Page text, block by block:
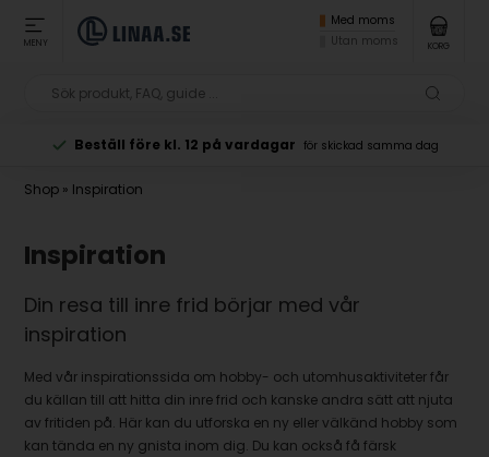
MENY
Med moms
Utan moms
KORG
Beställ före kl. 12 på vardagar för skickad samma dag
Shop » Inspiration
Inspiration
Din resa till inre frid börjar med vår
inspiration
Med vår inspirationssida om hobby- och utomhusaktiviteter får
du källan till att hitta din inre frid och kanske andra sätt att njuta
av fritiden på. Här kan du utforska en ny eller välkänd hobby som
kan tända en ny gnista inom dig. Du kan också få färsk